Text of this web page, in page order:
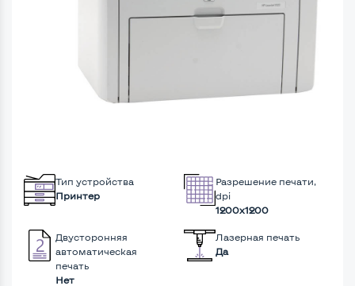
Тип устройства
Принтер
Разрешение печати,
dpi
1200x1200
Двусторонняя
автоматическая
печать
Нет
Лазерная печать
Да